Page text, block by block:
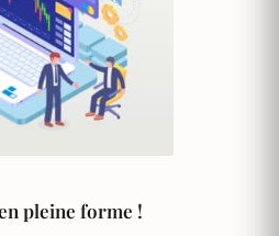
pleine forme !